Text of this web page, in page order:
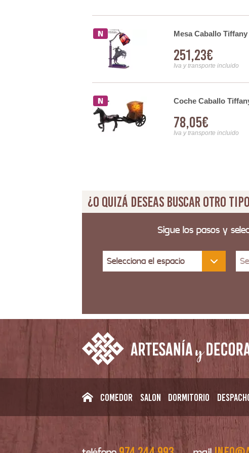
Mesa Caballo Tiffany
251,23€
Iva y transporte incluido
Coche Caballo
78,05€
Iva y transporte incluido
¿O quizá deseas buscar otro
Sigue los pasos y
Selecciona el espacio
Comedor Salon Dormitorio